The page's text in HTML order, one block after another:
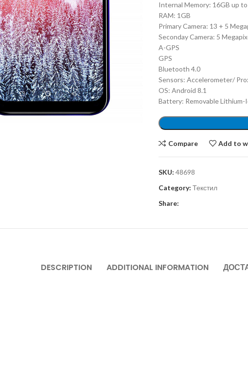
Internal Memory: 16GB up
RAM: 1GB
Primary Camera: 13 + 5
Seconday Camera: 5
A-GPS
GPS
Bluetooth 4.0
Sensors: Accelerometer/
OS: Android 8.1
Battery: Removable Lithium-
Compare Add to
SKU: 48698
Category: Текстил
Share:
DESCRIPTION ADDITIONAL INFORMATION